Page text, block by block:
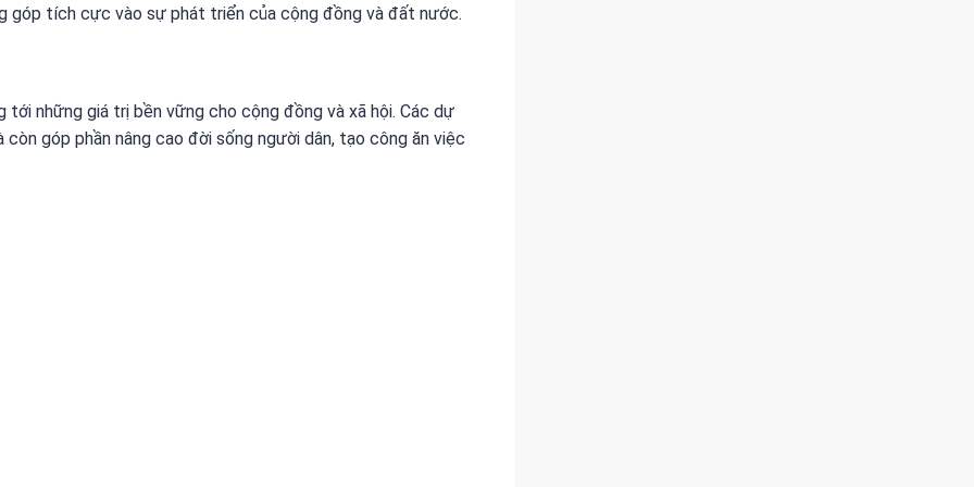
góp tích cực vào sự phát triển của cộng đồng và đất nước.
những giá trị bền vững cho cộng đồng và xã hội. Các dự
góp phần nâng cao đời sống người dân, tạo công ăn việc